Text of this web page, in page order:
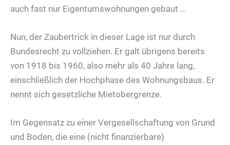
auch fast nur Eigentumswohnungen gebaut …
Nun, der Zaubertrick in dieser Lage ist nur durch
Bundesrecht zu vollziehen. Er galt übrigens bereits
von 1918 bis 1960, also mehr als 40 Jahre lang,
einschließlich der Hochphase des Wohnungsbaus. Er
nennt sich gesetzliche Mietobergrenze.
Im Gegensatz zu einer Vergesellschaftung von Grund
und Boden, die eine (nicht finanzierbare)